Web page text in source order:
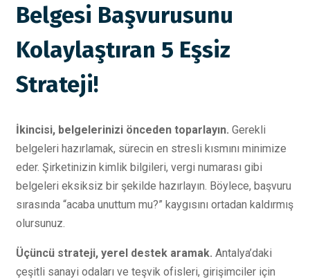
Belgesi Başvurusunu
Kolaylaştıran 5 Eşsiz
Strateji!
İkincisi, belgelerinizi önceden toparlayın. Gerekli
belgeleri hazırlamak, sürecin en stresli kısmını minimize
eder. Şirketinizin kimlik bilgileri, vergi numarası gibi
belgeleri eksiksiz bir şekilde hazırlayın. Böylece, başvuru
sırasında “acaba unuttum mu?” kaygısını ortadan kaldırmış
olursunuz.
Üçüncü strateji, yerel destek aramak. Antalya’daki
çeşitli sanayi odaları ve teşvik ofisleri, girişimciler için